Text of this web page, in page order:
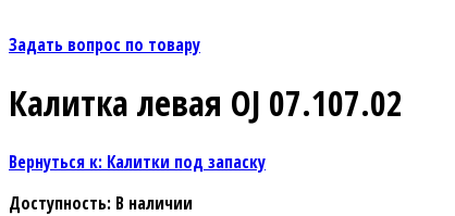
Задать вопрос по товару
Калитка левая OJ 07.107.02
Вернуться к: Калитки под запаску
Доступность: В наличии